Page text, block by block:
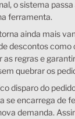
o sistema
ferramenta.
ainda mais
descontos como
as regras e
quebrar os
disparo do
se encarrega de
demanda.